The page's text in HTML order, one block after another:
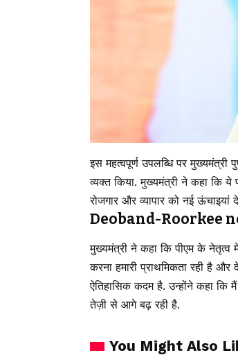
इस महत्वपूर्ण उपलब्धि पर मुख्यमंत्री
व्यक्त किया. मुख्यमंत्री ने कहा कि ये
रोजगार और व्यापार को नई ऊंचाइयां
Deoband-Roorkee
मुख्यमंत्री ने कहा कि पीएम के नेतृत्व
करना हमारी प्राथमिकता रही है
ऐतिहासिक कदम है. उन्होंने कहा कि मैं
तेज़ी से आगे बढ़ रही है.
You Might Also